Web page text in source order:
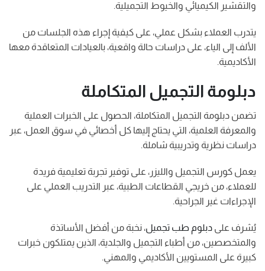
والتقشير الكيميائي والخيوط التجميلية.
يتدرب العملاء بشكل عملي، على كيفية إجراء هذه الجلسات من
الألف إلى الياء، على دراسات حالة واقعية، بالعيادات المتعاقدة معها
الأكاديمية.
دبلومة التجميل المتكاملة
تضمن دبلومة التجميل المتكاملة، الحصول على الخبرات العملية
والمعرفة العلمية، التي يحتاج إليها كل أخصائي في سوق العمل، عبر
دراسات نظرية وتدريبية شاملة.
يعمل كورس التجميل والليزر، على توفير تجربة تعليمية فريدة
للعملاء، من خريجي القطاعات الطبية، عبر التدريب العملي على
الإجراءات غير الجراحية.
يُشرف على دبلوم طب تجميل، نخبة من أفضل الأساتذة
والمتخصصين، من أطباء التجميل والجلدية، الذين يمتلكون خبرات
كبيرة على المستويين الأكاديمي والمهني.